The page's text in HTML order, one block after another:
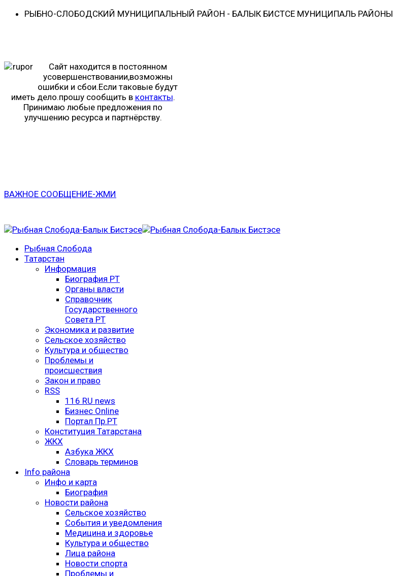
РЫБНО-CЛОБОДСКИЙ МУНИЦИПАЛЬНЫЙ РАЙОН - БАЛЫК БИСТӘСЕ МУНИЦИПАЛЬ РАЙОНЫ
Сайт находится в постоянном
усовершенствовании,возможны
ошибки и сбои.Если таковые будут
иметь дело.прошу сообщить в контакты.
Принимаю любые предложения по
улучшению ресурса и партнёрству.
ВАЖНОЕ СООБЩЕНИЕ-ЖМИ
Рыбная Слобода
Татарстан
Информация
Биография РТ
Органы власти
Справочник
Государственного
Совета РТ
Экономика и развитие
Сельское хозяйство
Культура и общество
Проблемы и
происшествия
Закон и право
RSS
116 RU news
Бизнес Online
Портал Пр.РТ
Конституция Татарстана
ЖКХ
Азбука ЖКХ
Словарь терминов
Info района
Инфо и карта
Биография
Новости района
Сельское хозяйство
События и уведомления
Медицина и здоровье
Культура и общество
Лица района
Новости спорта
Проблемы и